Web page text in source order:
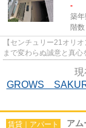
-
築
階
【センチュリー21オリ
まで変わらぬ誠意と真
現
GROWS
賃貸｜アパート ア